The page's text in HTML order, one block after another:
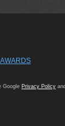
Google Privacy Policy and